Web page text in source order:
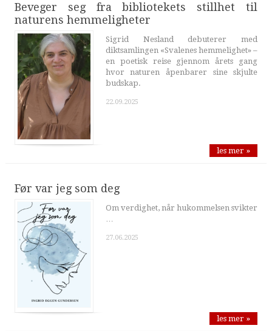
Beveger seg fra bibliotekets stillhet til
naturens hemmeligheter
Sigrid Nesland debuterer med
diktsamlingen «Svalenes hemmelighet» –
en poetisk reise gjennom årets gang
hvor naturen åpenbarer sine skjulte
budskap.
22.09.2025
les mer »
Før var jeg som deg
Om verdighet, når hukommelsen svikter
27.06.2025
les mer »